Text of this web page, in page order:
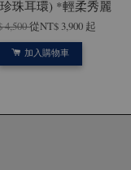
珠耳環) *輕柔秀麗
4,500從NT$ 3,900 起
加入購物車